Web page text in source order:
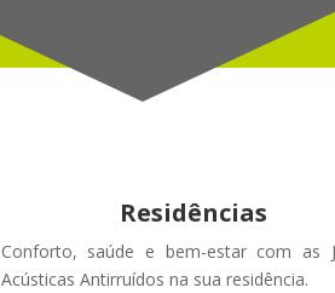
Residências
Conforto, saúde e bem-estar com as
Acústicas Antirruídos na sua residência.